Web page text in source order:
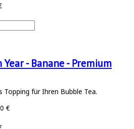
- Banane - Premium
Topping für Ihren Bubble Tea.
€